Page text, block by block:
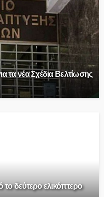
τα νέα Σχέδια Βελτίωσης
δεύτερο ελικόπτερο